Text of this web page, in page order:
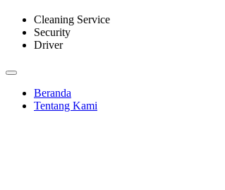
Cleaning Service
Security
Driver
Beranda
Tentang Kami